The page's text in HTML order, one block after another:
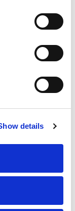
details